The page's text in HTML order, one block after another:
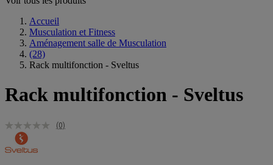
Accueil
Musculation et Fitness
Aménagement salle de Musculation
(28)
Rack multifonction - Sveltus
Rack multifonction - Sveltus
(0)